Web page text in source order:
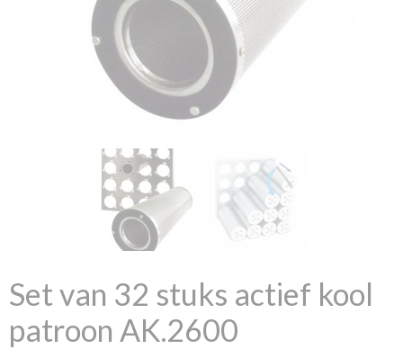
Set van 32 stuks actief kool
patroon AK.2600